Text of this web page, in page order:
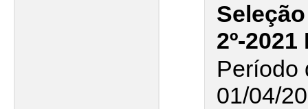
2º-
Período
01/04/